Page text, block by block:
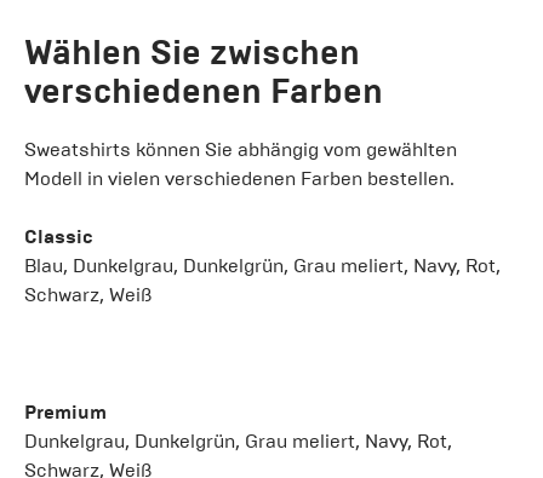
Wählen Sie zwischen
verschiedenen Farben
Sweatshirts können Sie abhängig vom gewählten
Modell in vielen verschiedenen Farben bestellen.
Classic
Blau, Dunkelgrau, Dunkelgrün, Grau meliert, Navy, Rot,
Schwarz, Weiß
Premium
Dunkelgrau, Dunkelgrün, Grau meliert, Navy, Rot,
Schwarz, Weiß